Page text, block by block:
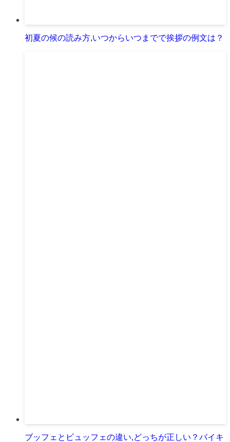
初夏の候の読み方,いつからいつまでで挨拶の例文は？
ブッフェとビュッフェの違い,どっちが正しい？バイキ